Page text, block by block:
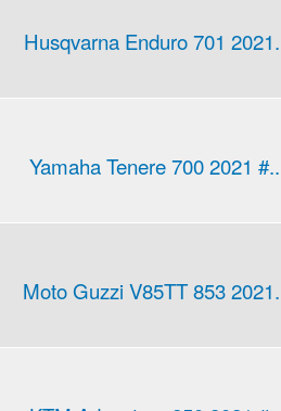
Husqvarna Enduro 701
Yamaha Tenere 700 2021
Moto Guzzi V85TT 853